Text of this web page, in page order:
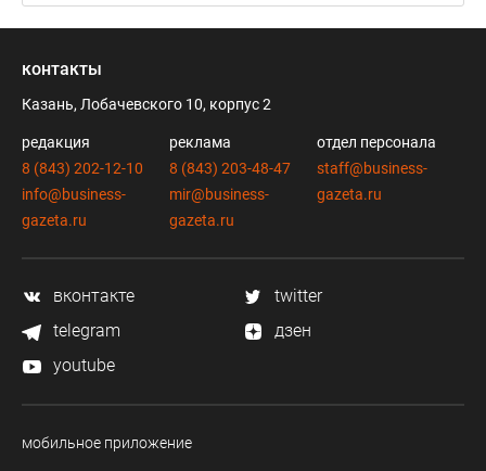
контакты
Казань, Лобачевского 10, корпус 2
редакция
8 (843) 202-12-10
info@business-
gazeta.ru
реклама
8 (843) 203-48-47
mir@business-
gazeta.ru
отдел персонала
staff@business-
gazeta.ru
вконтакте
twitter
telegram
дзен
youtube
мобильное приложение